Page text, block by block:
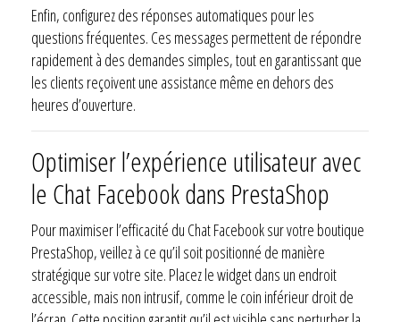
Enfin, configurez des réponses automatiques pour les
questions fréquentes. Ces messages permettent de répondre
rapidement à des demandes simples, tout en garantissant que
les clients reçoivent une assistance même en dehors des
heures d’ouverture.
Optimiser l’expérience utilisateur avec
le Chat Facebook dans PrestaShop
Pour maximiser l’efficacité du Chat Facebook sur votre boutique
PrestaShop, veillez à ce qu’il soit positionné de manière
stratégique sur votre site. Placez le widget dans un endroit
accessible, mais non intrusif, comme le coin inférieur droit de